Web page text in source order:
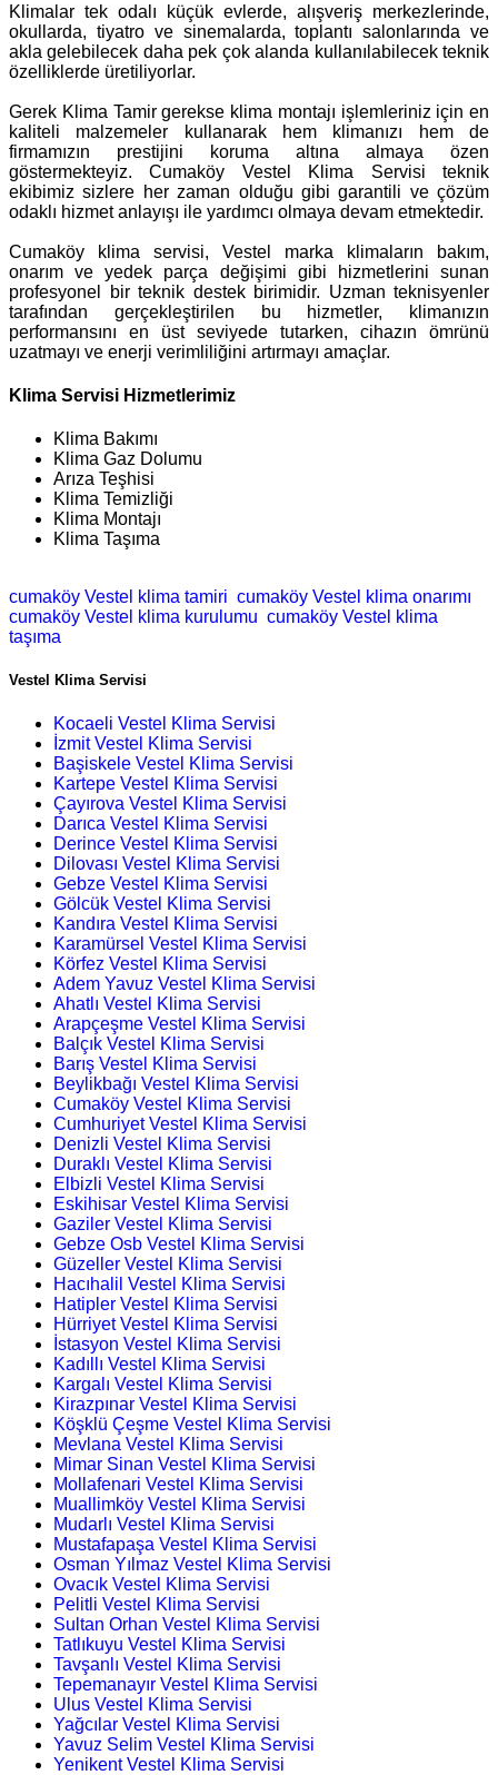
Klimalar tek odalı küçük evlerde, alışveriş merkezlerinde,
okullarda, tiyatro ve sinemalarda, toplantı salonlarında ve
akla gelebilecek daha pek çok alanda kullanılabilecek teknik
özelliklerde üretiliyorlar.
Gerek Klima Tamir gerekse klima montajı işlemleriniz için en
kaliteli malzemeler kullanarak hem klimanızı hem de
firmamızın prestijini koruma altına almaya özen
göstermekteyiz. Cumaköy Vestel Klima Servisi teknik
ekibimiz sizlere her zaman olduğu gibi garantili ve çözüm
odaklı hizmet anlayışı ile yardımcı olmaya devam etmektedir.
Cumaköy klima servisi, Vestel marka klimaların bakım,
onarım ve yedek parça değişimi gibi hizmetlerini sunan
profesyonel bir teknik destek birimidir. Uzman teknisyenler
tarafından gerçekleştirilen bu hizmetler, klimanızın
performansını en üst seviyede tutarken, cihazın ömrünü
uzatmayı ve enerji verimliliğini artırmayı amaçlar.
Klima Servisi Hizmetlerimiz
Klima Bakımı
Klima Gaz Dolumu
Arıza Teşhisi
Klima Temizliği
Klima Montajı
Klima Taşıma
cumaköy Vestel klima tamiri cumaköy Vestel klima onarımı
cumaköy Vestel klima kurulumu cumaköy Vestel klima
taşıma
Vestel Klima Servisi
Kocaeli Vestel Klima Servisi
İzmit Vestel Klima Servisi
Başiskele Vestel Klima Servisi
Kartepe Vestel Klima Servisi
Çayırova Vestel Klima Servisi
Darıca Vestel Klima Servisi
Derince Vestel Klima Servisi
Dilovası Vestel Klima Servisi
Gebze Vestel Klima Servisi
Gölcük Vestel Klima Servisi
Kandıra Vestel Klima Servisi
Karamürsel Vestel Klima Servisi
Körfez Vestel Klima Servisi
Adem Yavuz Vestel Klima Servisi
Ahatlı Vestel Klima Servisi
Arapçeşme Vestel Klima Servisi
Balçık Vestel Klima Servisi
Barış Vestel Klima Servisi
Beylikbağı Vestel Klima Servisi
Cumaköy Vestel Klima Servisi
Cumhuriyet Vestel Klima Servisi
Denizli Vestel Klima Servisi
Duraklı Vestel Klima Servisi
Elbizli Vestel Klima Servisi
Eskihisar Vestel Klima Servisi
Gaziler Vestel Klima Servisi
Gebze Osb Vestel Klima Servisi
Güzeller Vestel Klima Servisi
Hacıhalil Vestel Klima Servisi
Hatipler Vestel Klima Servisi
Hürriyet Vestel Klima Servisi
İstasyon Vestel Klima Servisi
Kadıllı Vestel Klima Servisi
Kargalı Vestel Klima Servisi
Kirazpınar Vestel Klima Servisi
Köşklü Çeşme Vestel Klima Servisi
Mevlana Vestel Klima Servisi
Mimar Sinan Vestel Klima Servisi
Mollafenari Vestel Klima Servisi
Muallimköy Vestel Klima Servisi
Mudarlı Vestel Klima Servisi
Mustafapaşa Vestel Klima Servisi
Osman Yılmaz Vestel Klima Servisi
Ovacık Vestel Klima Servisi
Pelitli Vestel Klima Servisi
Sultan Orhan Vestel Klima Servisi
Tatlıkuyu Vestel Klima Servisi
Tavşanlı Vestel Klima Servisi
Tepemanayır Vestel Klima Servisi
Ulus Vestel Klima Servisi
Yağcılar Vestel Klima Servisi
Yavuz Selim Vestel Klima Servisi
Yenikent Vestel Klima Servisi